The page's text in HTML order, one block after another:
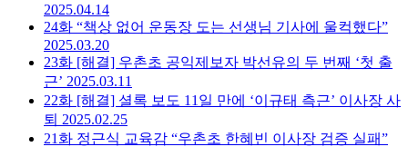
2025.04.14
24화 “책상 없어 운동장 도는 선생님 기사에 울컥했다”
2025.03.20
23화 [해결] 우촌초 공익제보자 박선유의 두 번째 ‘첫 출
근’ 2025.03.11
22화 [해결] 셜록 보도 11일 만에 ‘이규태 측근’ 이사장 사
퇴 2025.02.25
21화 정근식 교육감 “우촌초 한혜빈 이사장 검증 실패”